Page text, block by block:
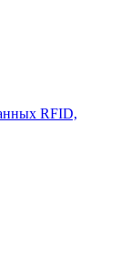
RFID,